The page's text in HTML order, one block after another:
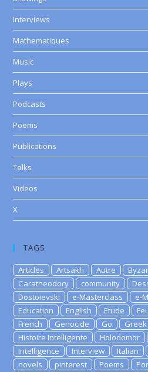
Interviews
Mathematiques
Music
Plays
Podcasts
Poems
Publications
Talks
Videos
X
TAGS
Articles Artsakh Autre
Caratheodory
community
Dostoievski
e-Masterclass e-
Education
English Etude
French
Genocide Go Greek
Histoire Intelligente
Holodomor
Intelligence
Interview Italian
novels
pinterest Poems